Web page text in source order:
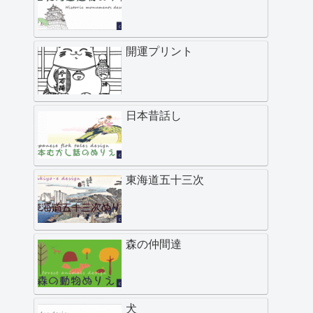
開運プリント
日本昔話し
東海道五十三次
森の仲間達
犬